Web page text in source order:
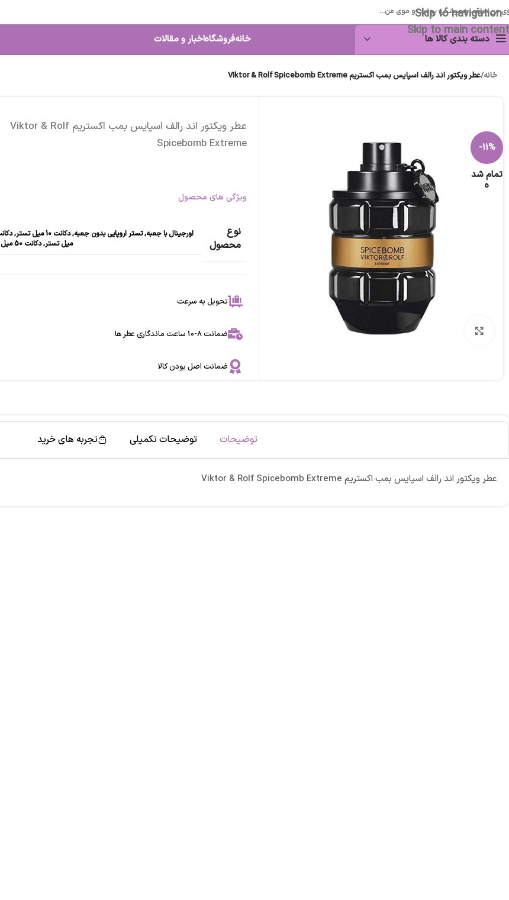
Skip to navigation
Skip to main content
من مراقب همیشگی پوست و موی من...
دسته بندی کالا ها خانهفروشگاهاخبار و مقالات
خانه/عطر ویکتور اند رالف اسپایس بمب اکستریم Viktor & Rolf Spicebomb Extreme
-11%
تمام شد
ه
برای بزرگنمایی کلیک کنید
عطر ویکتور اند رالف اسپایس بمب اکستریم Viktor & Rolf
Spicebomb Extreme
ویژگی های محصول
نوع
محصول
اورجینال با جعبه,تستر اروپایی بدون جعبه,دکانت 10 میل تستر ,
میل تستر,دکانت 50 میل تستر
تحویل به سرعت
ضمانت 8-10 ساعت ماندگاری عطر ها
ضمانت اصل بودن کالا
توضیحات توضیحات تکمیلی تجربه های خرید
عطر ویکتور اند رالف اسپایس بمب اکستریم Viktor & Rolf Spicebomb Extreme